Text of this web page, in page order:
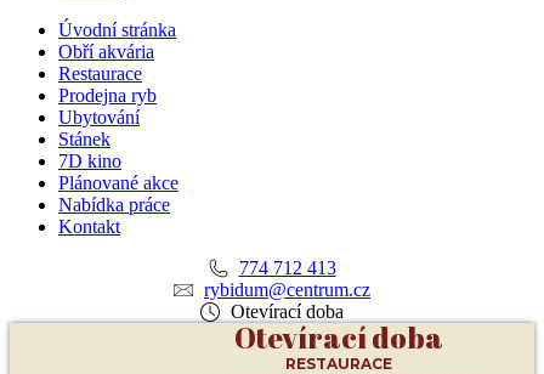
Úvodní stránka
Obří akvária
Restaurace
Prodejna ryb
Ubytování
Stánek
7D kino
Plánované akce
Nabídka práce
Kontakt
774 712 413
rybidum@centrum.cz
Otevírací doba
Otevírací doba
RESTAURACE